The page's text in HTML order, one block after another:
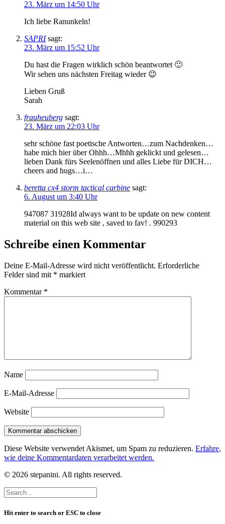
23. März um 14:50 Uhr
Ich liebe Ranunkeln!
SAPRI sagt:
23. März um 15:52 Uhr
Du hast die Fragen wirklich schön beantwortet 🙂
Wir sehen uns nächsten Freitag wieder 😉
Lieben Gruß
Sarah
frauheuberg sagt:
23. März um 22:03 Uhr
sehr schöne fast poetische Antworten…zum Nachdenken…
habe mich hier über Ohhh…Mhhh geklickt und gelesen…
lieben Dank fürs Seelenöffnen und alles Liebe für DICH…
cheers and hugs…i…
beretta cx4 storm tactical carbine sagt:
6. August um 3:40 Uhr
947087 31928Id always want to be update on new content
material on this web site , saved to fav! . 990293
Schreibe einen Kommentar
Deine E-Mail-Adresse wird nicht veröffentlicht. Erforderliche
Felder sind mit * markiert
Kommentar *
Name
E-Mail-Adresse
Website
Diese Website verwendet Akismet, um Spam zu reduzieren. Erfahre,
wie deine Kommentardaten verarbeitet werden.
© 2026 stepanini. All rights reserved.
Hit enter to search or ESC to close